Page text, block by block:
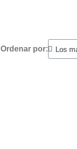
Ordenar por: